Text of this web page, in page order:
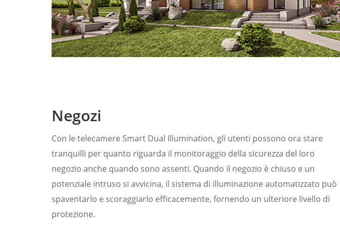
Negozi
Con le telecamere Smart Dual Illumination, gli utenti possono ora stare
tranquilli per quanto riguarda il monitoraggio della sicurezza del loro
negozio anche quando sono assenti. Quando il negozio è chiuso e un
potenziale intruso si avvicina, il sistema di illuminazione automatizzato può
spaventarlo e scoraggiarlo efficacemente, fornendo un ulteriore livello di
protezione.